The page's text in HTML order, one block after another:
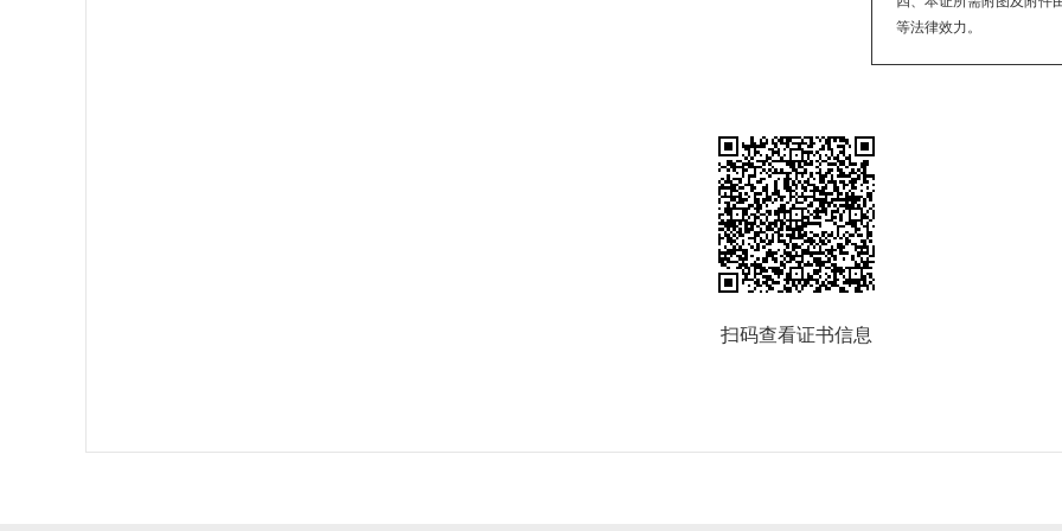
等法律效力。
扫码查看证书信息